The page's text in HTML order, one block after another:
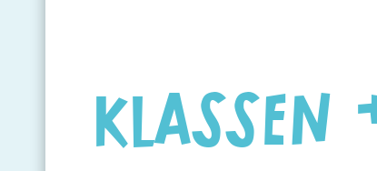
KLASSEN